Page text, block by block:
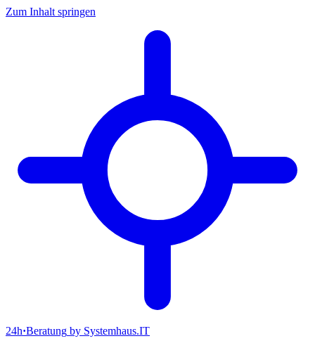
Zum Inhalt springen
24h·Beratung by Systemhaus.IT